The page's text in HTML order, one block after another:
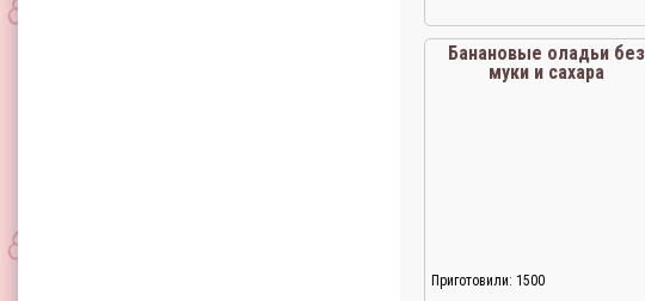
Банановые оладьи без
муки и сахара
Приготовили: 1500